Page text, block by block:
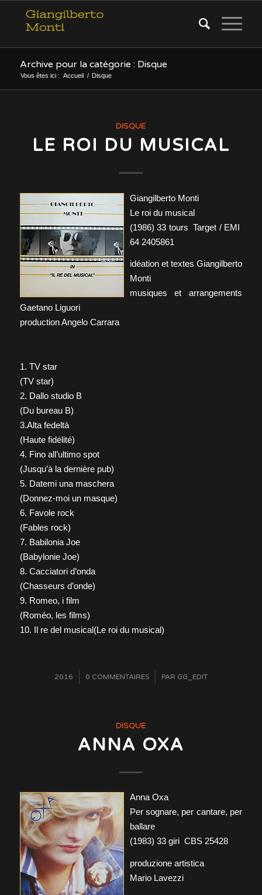
Archive pour la catégorie : Disque
Vous êtes ici : Accueil / Disque
DISQUE
LE ROI DU MUSICAL
Giangilberto Monti
Le roi du musical
(1986) 33 tours Target / EMI
64 2405861
idéation et textes Giangilberto
Monti
musiques et arrangements
Gaetano Liguori
production Angelo Carrara
1. TV star
(TV star)
2. Dallo studio B
(Du bureau B)
3.Alta fedeltà
(Haute fidélité)
4. Fino all’ultimo spot
(Jusqu’à la dernière pub)
5. Datemi una maschera
(Donnez-moi un masque)
6. Favole rock
(Fables rock)
7. Babilonia Joe
(Babylonie Joe)
8. Cacciatori d’onda
(Chasseurs d’onde)
9. Romeo, i film
(Roméo, les films)
10. Il re del musical(Le roi du musical)
2016 0 COMMENTAIRES
/ PAR GG_EDIT
DISQUE
ANNA OXA
Anna Oxa
Per sognare, per cantare, per
ballare
(1983) 33 giri CBS 25428
produzione artistica
Mario Lavezzi